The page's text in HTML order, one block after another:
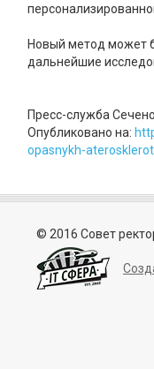
Новый метод может
дальнейшие
Пресс-служба
Опубликовано на:
opasnykh-
© 2016 Совет